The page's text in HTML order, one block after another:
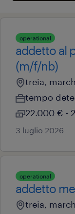
operational
addetto al
(m/f/nb)
treia,
tempo
22.000 € -
3 luglio 2026
operational
addetto
treia,